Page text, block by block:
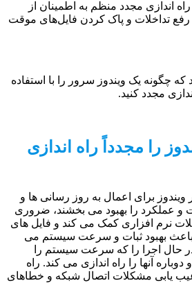
اندازی مجدد منظم به اطمینان از
رفع تداخلات و پاک کردن فایل‌های موقت
چگونه یک ویندوز سرور را با استفاده
مجدد کنید.
را مجدداً راه اندازی
برای اعمال به روز رسانی ها و
و عملکرد را بهبود می بخشند، ضروری
نرم افزاری کمک می کند و فایل های
بهبود ثبات و سرعت سیستم می
حال اجرا را که سرعت سیستم را
آنها را راه اندازی می کند. راه
یابی مشکلات اتصال شبکه و خطاهای